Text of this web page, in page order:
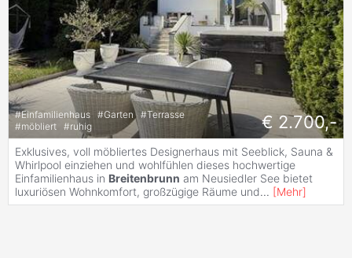
#Einfamilienhaus #Garten #Terrasse
#möbliert #ruhig € 2.700,-
Exklusives, voll möbliertes Designerhaus mit Seeblick, Sauna &
Whirlpool einziehen und wohlfühlen dieses hochwertige
Einfamilienhaus in Breitenbrunn am Neusiedler See bietet
luxuriösen Wohnkomfort, großzügige Räume und... [Mehr]